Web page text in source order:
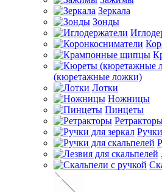
Зеркала
Зонды
(кюретажные ложки)
Лотки
Ножницы
Пинцеты